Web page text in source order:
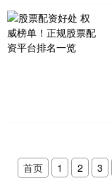
首页 1 2 3